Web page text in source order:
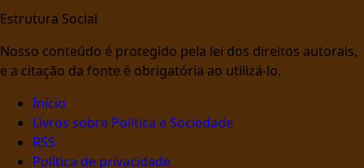
Estrutura Social
Nosso conteúdo é protegido pela lei dos direitos autorais,
e a citação da fonte é obrigatória ao utilizá-lo.
Início
Livros sobre Política e Sociedade
RSS
Política de privacidade